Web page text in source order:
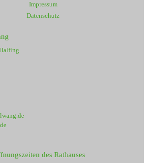
Impressum
Datenschutz
des Rathauses